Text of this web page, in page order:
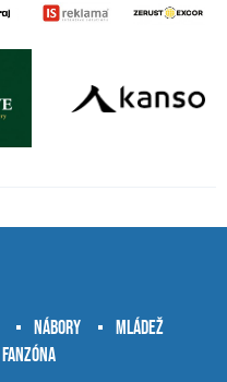
Nábory
Mládež
Fanzóna